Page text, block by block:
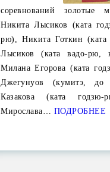
соревнований золотые
Никита Лысиков (ката
рю), Никита Готкин
Лысиков (ката вадо-рю,
Милана Егорова (ката
Джегунуов (кумитэ,
Казакова (ката
Мирослава… ПОДРОБНЕЕ